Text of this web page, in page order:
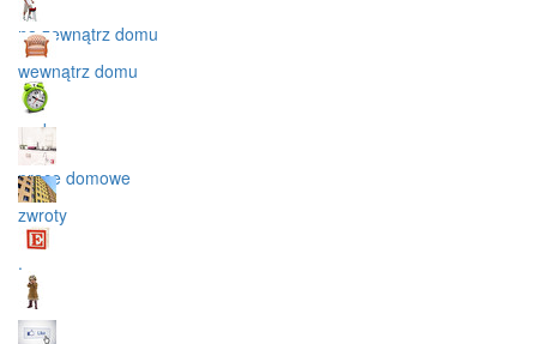
na zewnątrz domu
wewnątrz domu
agd
prace domowe
zwroty
.
...